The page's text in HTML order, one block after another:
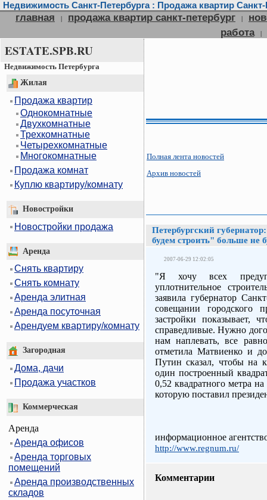
Недвижимость Санкт-Петербурга : Продажа квартир
главная | продажа квартир санкт-петербург |
работа
|
ESTATE.SPB.RU
Недвижимость Петербурга
Жилая
Продажа квартир
Однокомнатные
Двухкомнатные
Трехкомнатные
Четырехкомнатные
Многокомнатные
Продажа комнат
Куплю квартиру/комнату
Новостройки
Новостройки продажа
Аренда
Снять квартиру
Снять комнату
Аренда элитная
Аренда посуточная
Арендуем квартиру/комнату
Загородная
Дома, дачи
Продажа участков
Коммерческая
Аренда
Аренда офисов
Аренда торговых
помещений
Аренда производственных
складов
Полная лента новостей
Архив новостей
Петербургский
будем строить" больше не
2007-06-29 12:02:05
"Я хочу всех
уплотнительное
заявила губернатор
совещании городского
застройки показывает,
справедливые. Нужно
нам наплевать, все
отметила Матвиенко и
Путин сказал, чтобы на
один построенный
0,52 квадратного метра
которую поставил
информационное
http://www.regnum.ru/
Комментарии